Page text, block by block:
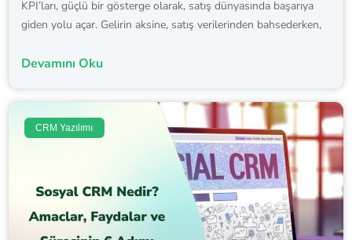
KPI’ları, güçlü bir gösterge olarak, satış dünyasında başarıya
giden yolu açar. Gelirin aksine, satış verilerinden bahsederken,
Devamını Oku
CRM Yazılımı